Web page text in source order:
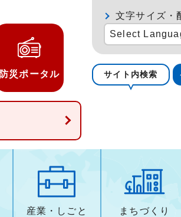
防災ポータル
文字サイズ・
Select
サイト内検索
産業・しごと まちづくり